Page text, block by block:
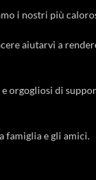
i nostri più
aiutarvi a
orgogliosi di
famiglia e gli amici.